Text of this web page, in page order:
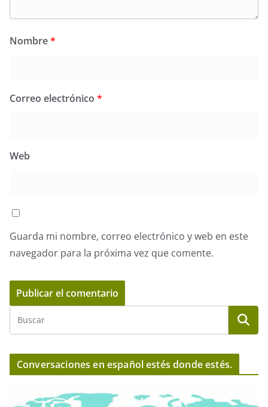
Nombre*
Correo electrónico *
Web
Guarda mi nombre, correo electrónico y web en este
navegador para la próxima vez que comente.
Conversaciones en español estés donde estés.